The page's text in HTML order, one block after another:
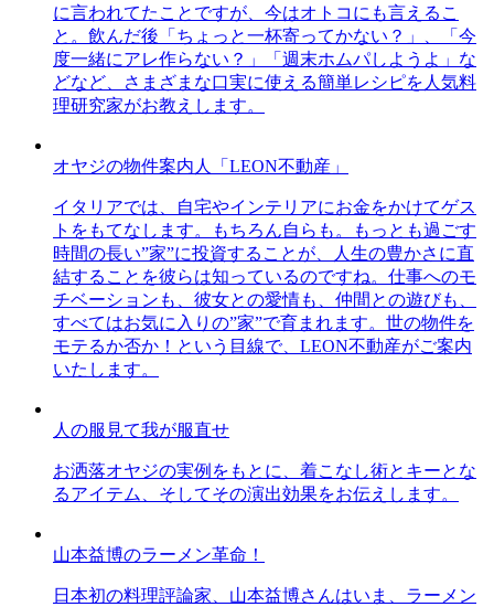
に言われてたことですが、今はオトコにも言えるこ
と。飲んだ後「ちょっと一杯寄ってかない？」、「今
度一緒にアレ作らない？」「週末ホムパしようよ」な
どなど、さまざまな口実に使える簡単レシピを人気料
理研究家がお教えします。
オヤジの物件案内人「LEON不動産」
イタリアでは、自宅やインテリアにお金をかけてゲス
トをもてなします。もちろん自らも。もっとも過ごす
時間の長い”家”に投資することが、人生の豊かさに直
結することを彼らは知っているのですね。仕事へのモ
チベーションも、彼女との愛情も、仲間との遊びも、
すべてはお気に入りの”家”で育まれます。世の物件を
モテるか否か！という目線で、LEON不動産がご案内
いたします。
人の服見て我が服直せ
お洒落オヤジの実例をもとに、着こなし術とキーとな
るアイテム、そしてその演出効果をお伝えします。
山本益博のラーメン革命！
日本初の料理評論家、山本益博さんはいま、ラーメン